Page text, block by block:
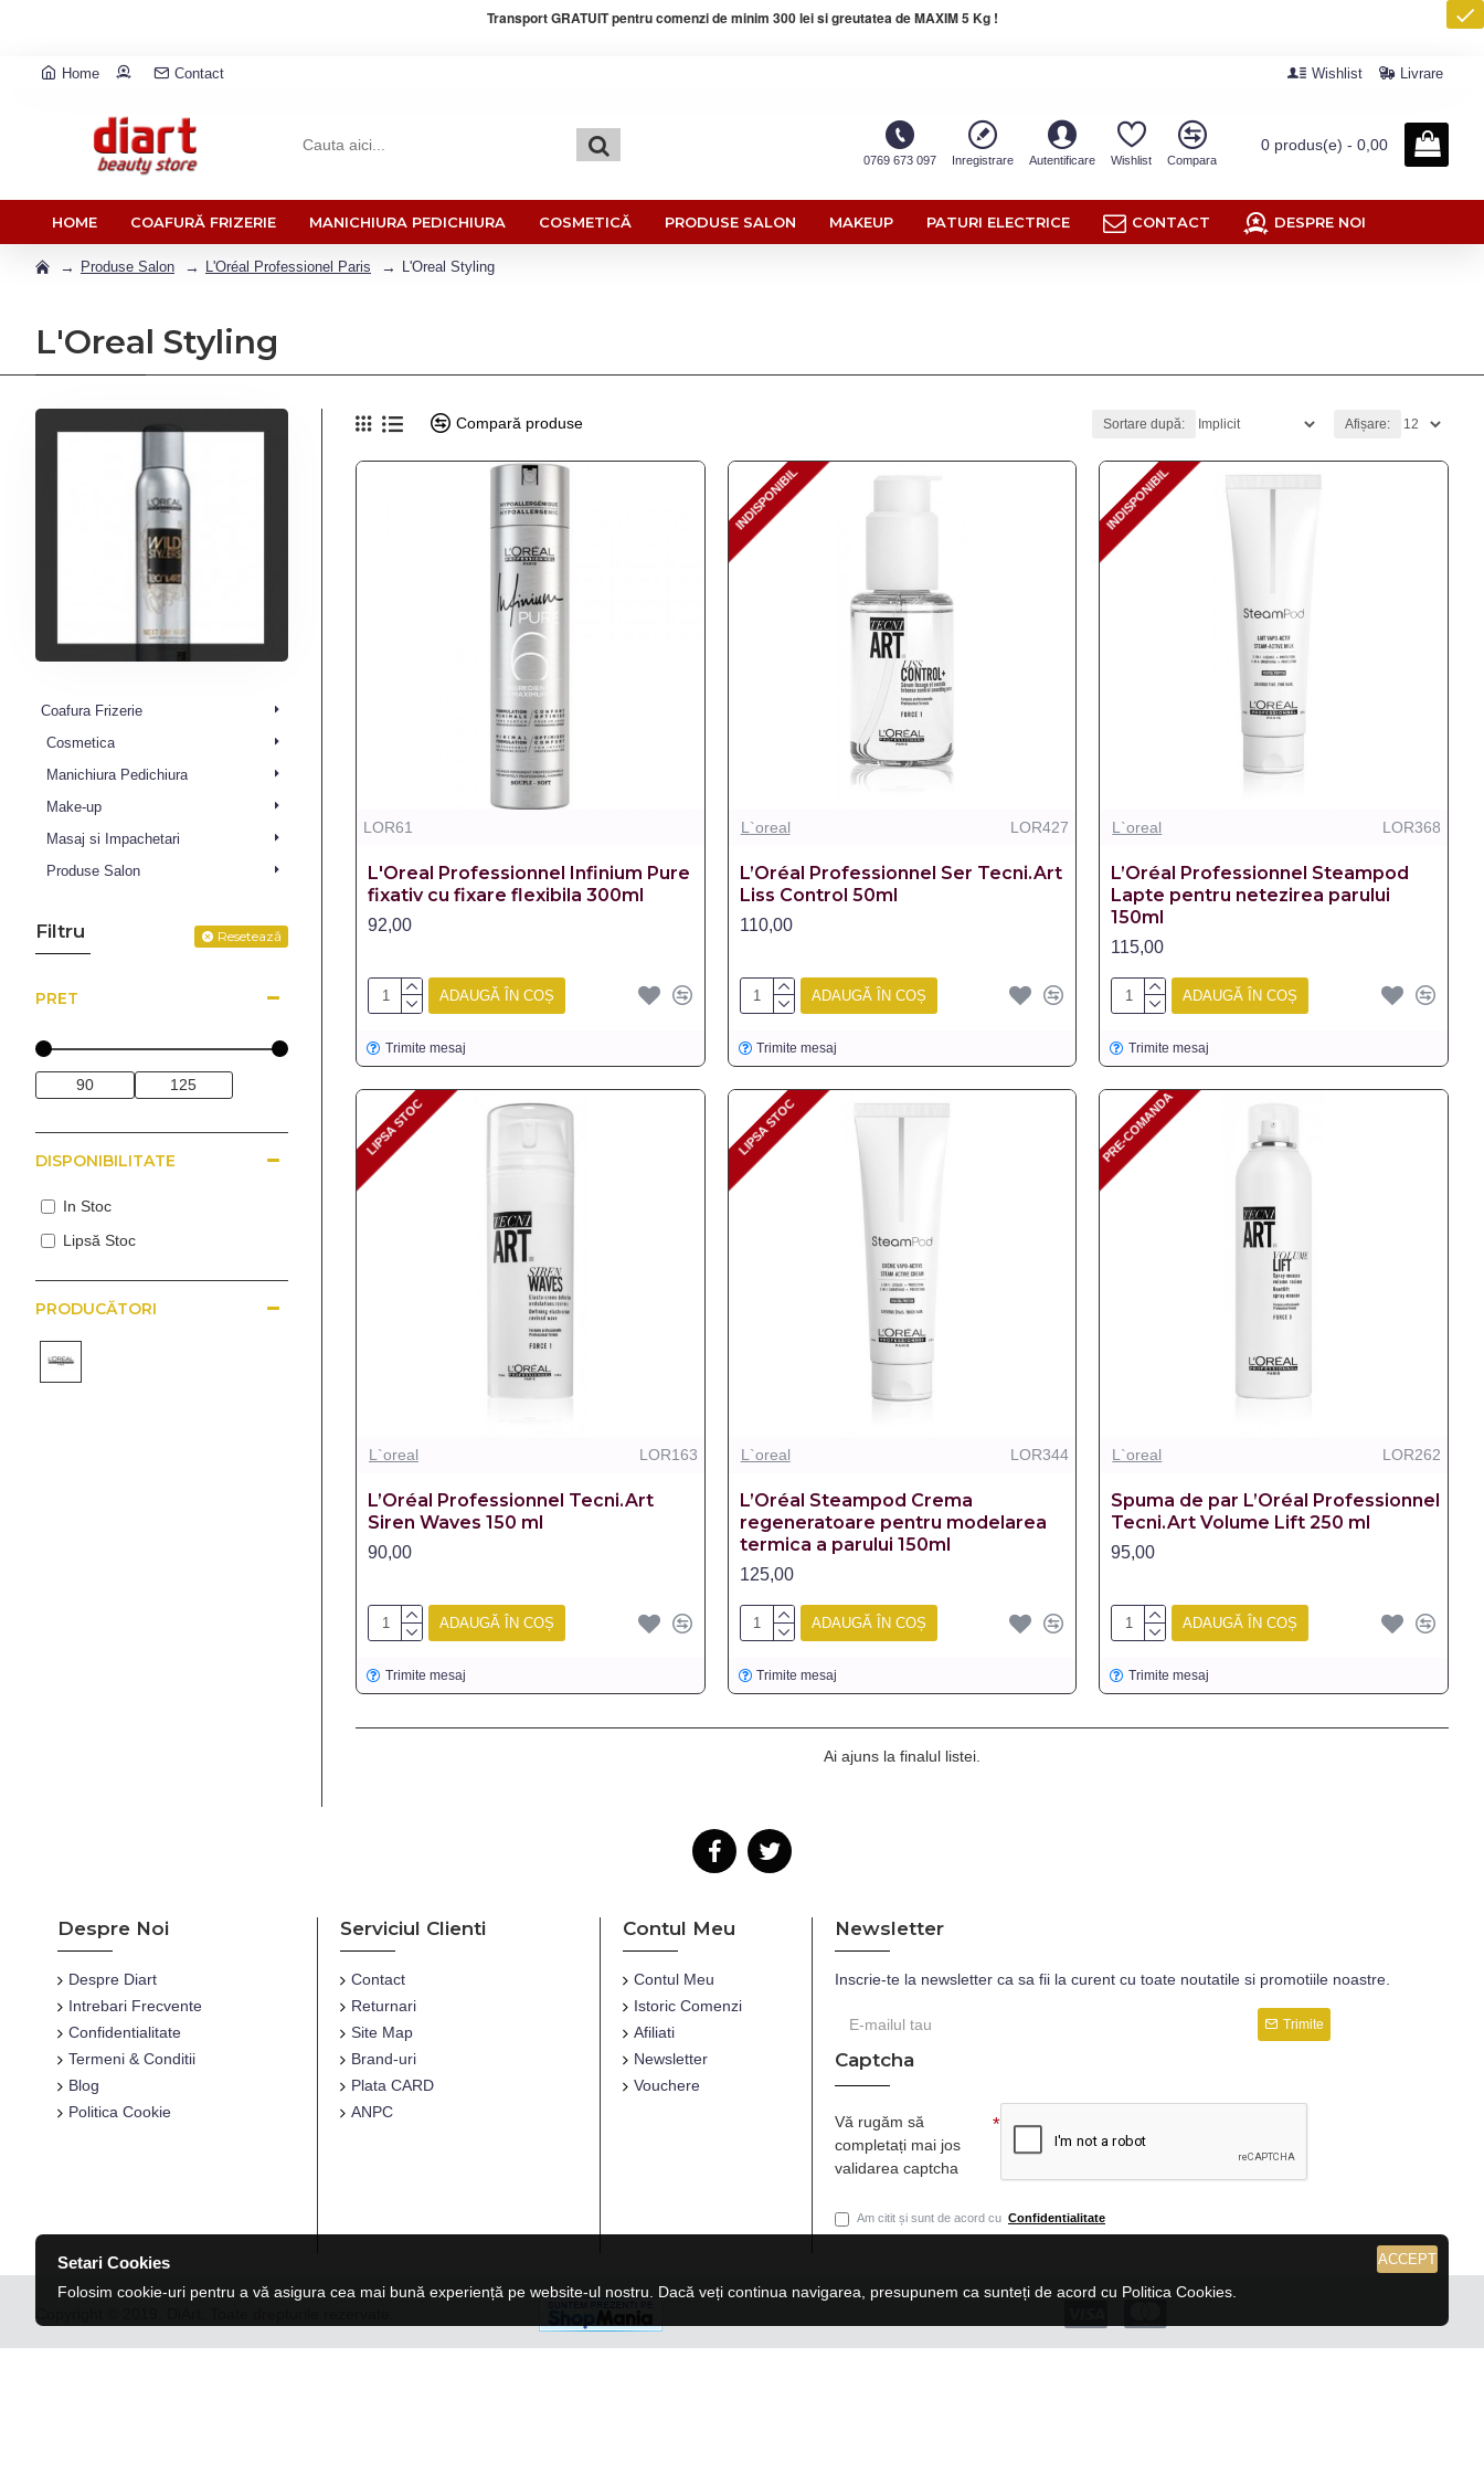
Transport GRATUIT pentru comenzi de minim 300 lei si greutatea de MAXIM 5 Kg !
Home Contact Wishlist Livrare
0769 673 097 Inregistrare Autentificare Wishlist Compara
0 produs(e) - 0,00
HOME COAFURĂ FRIZERIE MANICHIURA PEDICHIURA COSMETICĂ PRODUSE SALON MAKEUP PATURI ELECTRICE CONTACT DESPRE NOI
Produse Salon L'Oréal Professionel Paris L'Oreal Styling
L'Oreal Styling
Coafura Frizerie
Cosmetica
Manichiura Pedichiura
Make-up
Masaj si Impachetari
Produse Salon
Filtru Resetează
PRET
PRODUCĂTORI
DISPONIBILITATE
In Stoc
Lipsă Stoc
Compară produse Sortare după: Afișare:
LOR61
L'Oreal Professionnel Infinium Pure
fixativ cu fixare flexibila 300ml
92,00
ADAUGĂ ÎN COȘ
Trimite mesaj
INDISPONIBIL
INDISPONIBIL
L`oreal LOR427
L’Oréal Professionnel Ser Tecni.Art
Liss Control 50ml
110,00
ADAUGĂ ÎN COȘ
Trimite mesaj
INDISPONIBIL
INDISPONIBIL
L`oreal LOR368
L’Oréal Professionnel Steampod
Lapte pentru netezirea parului
150ml
115,00
ADAUGĂ ÎN COȘ
Trimite mesaj
LIPSA STOC
LIPSA STOC
L`oreal LOR163
L’Oréal Professionnel Tecni.Art
Siren Waves 150 ml
90,00
ADAUGĂ ÎN COȘ
Trimite mesaj
LIPSA STOC
LIPSA STOC
L`oreal LOR344
L’Oréal Steampod Crema
regeneratoare pentru modelarea
termica a parului 150ml
125,00
ADAUGĂ ÎN COȘ
Trimite mesaj
PRE-COMANDA
PRE-COMANDA
L`oreal LOR262
Spuma de par L’Oréal Professionnel
Tecni.Art Volume Lift 250 ml
95,00
ADAUGĂ ÎN COȘ
Trimite mesaj
Ai ajuns la finalul listei.
Despre Noi
Despre Diart
Intrebari Frecvente
Confidentialitate
Termeni & Conditii
Blog
Politica Cookie
Serviciul Clienti
Contact
Returnari
Site Map
Brand-uri
Plata CARD
ANPC
Contul Meu
Contul Meu
Istoric Comenzi
Afiliati
Newsletter
Vouchere
Newsletter
Inscrie-te la newsletter ca sa fii la curent cu toate noutatile si promotiile noastre.
Trimite
Captcha
Vă rugăm să
completați mai jos
validarea captcha
Am citit și sunt de acord cu Confidentialitate
ACCEPT
Setari Cookies
Folosim cookie-uri pentru a vă asigura cea mai bună experiență pe website-ul nostru. Dacă veți continua navigarea, presupunem ca sunteți de acord cu Politica Cookies.